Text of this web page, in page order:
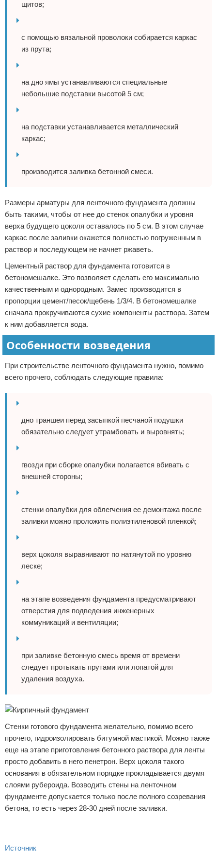
щитов;
с помощью вязальной проволоки собирается каркас
из прута;
на дно ямы устанавливаются специальные
небольшие подставки высотой 5 см;
на подставки устанавливается металлический
каркас;
производится заливка бетонной смеси.
Размеры арматуры для ленточного фундамента должны
быть такими, чтобы от нее до стенок опалубки и уровня
верха будущего цоколя оставалось по 5 см. В этом случае
каркас после заливки окажется полностью погруженным в
раствор и последующем не начнет ржаветь.
Цементный раствор для фундамента готовится в
бетономешалке. Это позволяет сделать его максимально
качественным и однородным. Замес производится в
пропорции цемент/песок/щебень 1/3/4. В бетономешалке
сначала прокручиваются сухие компоненты раствора. Затем
к ним добавляется вода.
Особенности возведения
При строительстве ленточного фундамента нужно, помимо
всего прочего, соблюдать следующие правила:
дно траншеи перед засыпкой песчаной подушки
обязательно следует утрамбовать и выровнять;
гвозди при сборке опалубки полагается вбивать с
внешней стороны;
стенки опалубки для облегчения ее демонтажа после
заливки можно проложить полиэтиленовой пленкой;
верх цоколя выравнивают по натянутой по уровню
леске;
на этапе возведения фундамента предусматривают
отверстия для подведения инженерных
коммуникаций и вентиляции;
при заливке бетонную смесь время от времени
следует протыкать прутами или лопатой для
удаления воздуха.
Стенки готового фундамента желательно, помимо всего
прочего, гидроизолировать битумной мастикой. Можно также
еще на этапе приготовления бетонного раствора для ленты
просто добавить в него пенетрон. Верх цоколя такого
основания в обязательном порядке прокладывается двумя
слоями рубероида. Возводить стены на ленточном
фундаменте допускается только после полного созревания
бетона, то есть через 28-30 дней после заливки.
Источник